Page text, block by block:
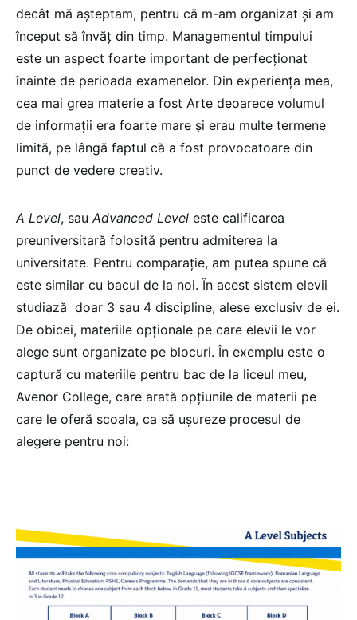
decât mă așteptam, pentru că m-am organizat și am
început să învăț din timp. Managementul timpului
este un aspect foarte important de perfecționat
înainte de perioada examenelor. Din experiența mea,
cea mai grea materie a fost Arte deoarece volumul
de informații era foarte mare și erau multe termene
limită, pe lângă faptul că a fost provocatoare din
punct de vedere creativ.
A Level, sau Advanced Level este calificarea
preuniversitară folosită pentru admiterea la
universitate. Pentru comparație, am putea spune că
este similar cu bacul de la noi. În acest sistem elevii
studiază doar 3 sau 4 discipline, alese exclusiv de ei.
De obicei, materiile opționale pe care elevii le vor
alege sunt organizate pe blocuri. În exemplu este o
captură cu materiile pentru bac de la liceul meu,
Avenor College, care arată opțiunile de materii pe
care le oferă scoala, ca să ușureze procesul de
alegere pentru noi: